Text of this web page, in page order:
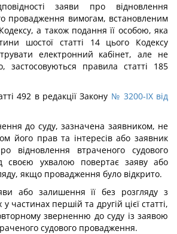
заяви про відновлення
провадження вимогам, встановленим
а також подання її особою, яка
шостої статті 14 цього Кодексу
електронний кабінет, але не
застосовуються правила статті 185
492 в редакції Закону № 3200-IX від
до суду, зазначена заявником, не
його прав та інтересів або заявник
відновлення втраченого судового
своєю ухвалою повертає заяву або
якщо провадження було відкрито.
або залишення її без розгляду з
частинах першій та другій цієї статті,
зверненню до суду із заявою
судового провадження.